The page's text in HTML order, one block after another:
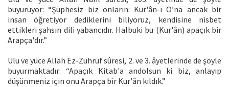
buyuruyor: “Şüphesiz biz onların: Kur'ân-ı O’na ancak bir
insan öğretiyor dediklerini biliyoruz, kendisine nisbet
ettikleri şahsın dili yabancıdır. Halbuki bu (Kur'ân) apaçık bir
Arapça'dır.”
Ulu ve yüce Allah Ez-Zuhruf sûresi, 2. ve 3. âyetlerinde de şöyle
buyurmaktadır: “Apaçık Kitab'a andolsun ki biz, anlayıp
düşünmeniz için onu Arapça bir Kur'ân kıldık.”